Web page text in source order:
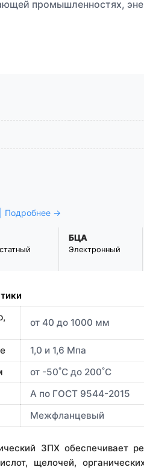
промышленностях,
| Подробнее →
БЦА
Электронный
от 40 до 1000 мм
1,0 и 1,6 Мпа
от -50˚С до 200˚С
А по ГОСТ 9544-2015
Межфланцевый
ЗПХ обеспечивает
щелочей,